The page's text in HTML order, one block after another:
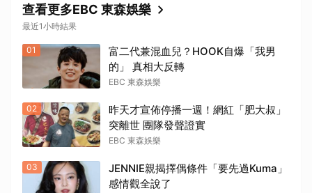
查看更多EBC 東森娛樂
最近1小時結果
01
富二代兼混血兒？HOOK自爆「我男
的」 真相大反轉
EBC 東森娛樂
02
昨天才宣佈停播一週！網紅「肥大叔」
突離世 團隊發聲證實
EBC 東森娛樂
03
JENNIE親揭擇偶條件「要先過Kuma」
感情觀全說了